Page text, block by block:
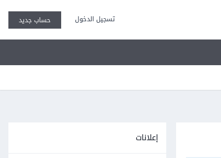
تسجيل الدخول حساب جديد
إعلانات